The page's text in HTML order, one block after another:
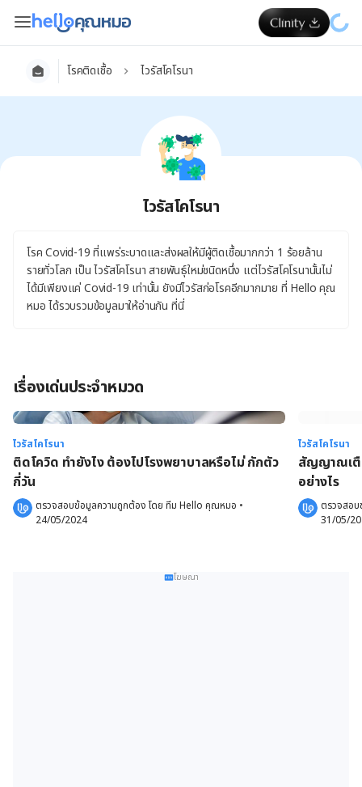
โรคติดเชื้อ ไวรัสโคโรนา
ไวรัสโคโรนา
โรค Covid-19 ที่แพร่ระบาดและส่งผลให้มีผู้ติดเชื้อมากกว่า 1 ร้อยล้าน
รายทั่วโลก เป็น ไวรัสโคโรนา สายพันธุ์ใหม่ชนิดหนึ่ง แต่ไวรัสโคโรนานั้นไม่
ได้มีเพียงแค่ Covid-19 เท่านั้น ยังมีไวรัสก่อโรคอีกมากมาย ที่ Hello คุณ
หมอ ได้รวบรวมข้อมูลมาให้อ่านกัน ที่นี่
เรื่องเด่นประจำหมวด
ไวรัสโคโรนา
ติดโควิด ทํายังไง ต้องไปโรงพยาบาลหรือไม่ กักตัว
กี่วัน
ตรวจสอบข้อมูลความถูกต้อง โดย ทีม Hello คุณหมอ •
24/05/2024
ไวรัสโคโรนา
สัญญาณเตื
อย่างไร
ตรวจสอ
31/05/
โฆษณา